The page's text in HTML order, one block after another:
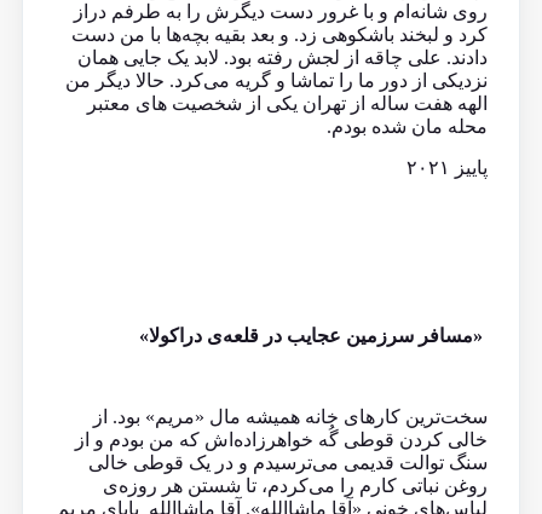
روی شانه‌ام و با غرور دست دیگرش را به طرفم دراز
کرد و لبخند باشکوهی زد. و بعد بقیه بچه‌ها با من دست
دادند. علی چاقه از لجش رفته بود. لابد یک جایی همان
نزدیکی از دور ما را تماشا و گریه می‌کرد. حالا دیگر من
الهه هفت ساله از تهران یکی از شخصیت های معتبر
محله مان شده بودم.
پاییز ۲۰۲۱
«مسافر سرزمین عجایب در قلعه‌ی دراکولا»
سخت‌ترین کارهای خانه همیشه مال «مریم» بود. از
خالی کردن قوطی گُه خواهر‌زاده‌اش که من بودم و از
سنگ توالت قدیمی می‌ترسیدم و در یک قوطی خالی
روغن نباتی کارم را می‌کردم، تا شستن هر روزه‌ی
لباس‌های خونی «آقا ماشاالله». آقا ماشاالله بابای مریم